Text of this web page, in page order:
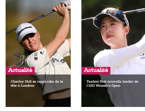
Actualité
Charley Hull se rapproche de la
tête à Londres
Actualité
Yealimi Noh nouvelle leader de
l’AIG Women’s Open